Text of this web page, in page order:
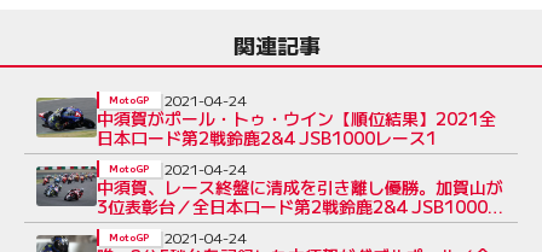
関連記事
中須賀がポール・トゥ・ウイン【順位結果】2021全
日本ロード第2戦鈴鹿2&4 JSB1000レース1
MotoGP 2021-04-24
中須賀、レース終盤に清成を引き離し優勝。加賀山が
3位表彰台／全日本ロード第2戦鈴鹿2&4 JSB1000
レース1
MotoGP 2021-04-24
MotoGP 2021-04-24